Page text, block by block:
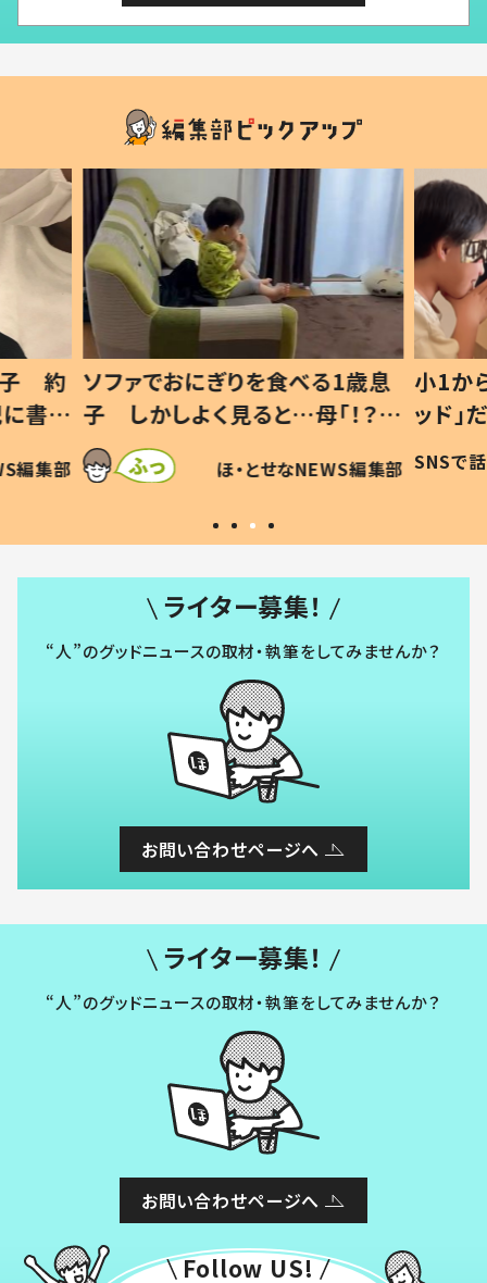
歳息
？」
編集部
小1から不登校、息子は「ギフテ
ッド」だった 父が“ウチ給食”を
作り続ける理由とは #令和の親
#令和の子
SNSで話題 ほ・とせなNEWS編集部
ひ孫
が、抱
「涙
い」
ライター募集！
“人”のグッドニュースの取材・執筆をしてみませんか？
お問い合わせページへ
ライター募集！
“人”のグッドニュースの取材・執筆をしてみませんか？
お問い合わせページへ
Follow US!